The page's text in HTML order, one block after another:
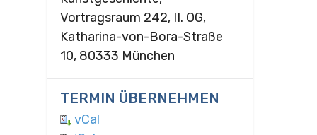
Vortragsraum 242, II. OG,
Katharina-von-Bora-Straße
10, 80333 München
TERMIN ÜBERNEHMEN
vCal